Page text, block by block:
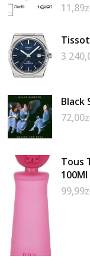
11,89
3
Black
72,00
Tous
100Ml
99,99